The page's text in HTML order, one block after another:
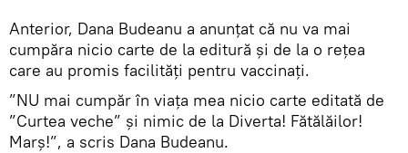
Anterior, Dana Budeanu a anunțat că nu va mai
cumpăra nicio carte de la editură și de la o rețea
care au promis facilități pentru vaccinați.
”NU mai cumpăr în viața mea nicio carte editată de
”Curtea veche” și nimic de la Diverta! Fătălăilor!
Marș!”, a scris Dana Budeanu.